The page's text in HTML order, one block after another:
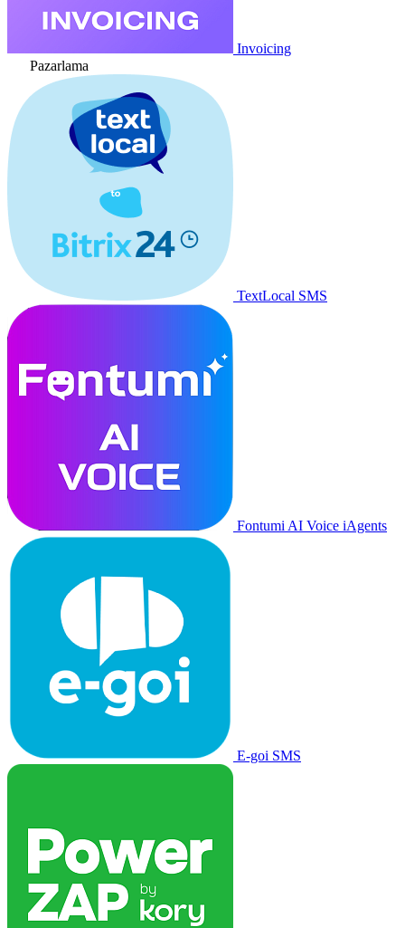
Invoicing
Pazarlama
TextLocal SMS
Fontumi AI Voice iAgents
E-goi SMS